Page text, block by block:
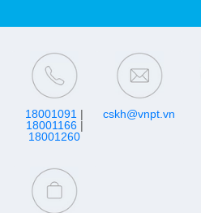
18001091 |
18001166|
18001260
cskh@vnpt.vn